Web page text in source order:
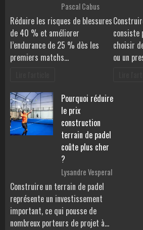
Pascal Cabus
Réduire les risques de blessures
de 40 % et améliorer
l’endurance de 25 % dès les
premiers matchs…
consiste
choisir
ou un
Pourquoi réduire
le prix
construction
terrain de padel
coûte plus cher
?
Lysandre Vesperal
Construire un terrain de padel
représente un investissement
important, ce qui pousse de
nombreux porteurs de projet à…